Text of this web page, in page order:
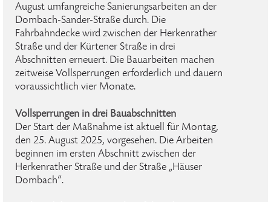
August umfangreiche Sanierungsarbeiten an der
Dombach-Sander-Straße durch. Die
Fahrbahndecke wird zwischen der Herkenrather
Straße und der Kürtener Straße in drei
Abschnitten erneuert. Die Bauarbeiten machen
zeitweise Vollsperrungen erforderlich und dauern
voraussichtlich vier Monate.
Vollsperrungen in drei Bauabschnitten
Der Start der Maßnahme ist aktuell für Montag,
den 25. August 2025, vorgesehen. Die Arbeiten
beginnen im ersten Abschnitt zwischen der
Herkenrather Straße und der Straße „Häuser
Dombach“.